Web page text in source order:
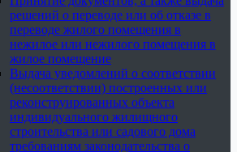
решений о переводе или об отказе в
переводе жилого помещения в
нежилое или нежилого помещения в
жилое помещение
Выдача уведомлений о соответствии
(несоответствии) построенных или
реконструированных объекта
индивидуального жилищного
строительства или садового дома
требованиям законодательства о